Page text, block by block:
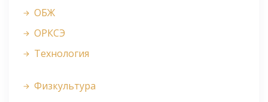
ОБЖ
ОРКСЭ
Технология
Физкультура